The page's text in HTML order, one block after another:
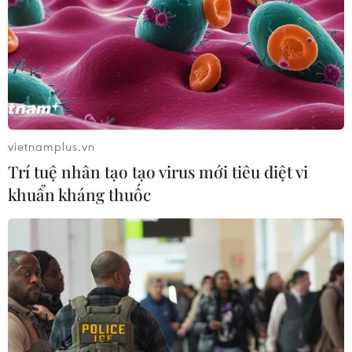
trong kỷ nguyên AI
31/07/2026 06:25
Nghĩa cử cao đẹp của lao động Việt
Nam lan tỏa trên truyền thông Nhật
Bản
trò dòng chảy thông tin chủ lưu, là
tiếng nói của Đảng và nhân dân
30/07/2026 13:52
Trưởng Ban Tuyên giáo và Dân vận
vietnamplus.vn
Trí tuệ nhân tạo tạo virus mới tiêu diệt vi
khuẩn kháng thuốc